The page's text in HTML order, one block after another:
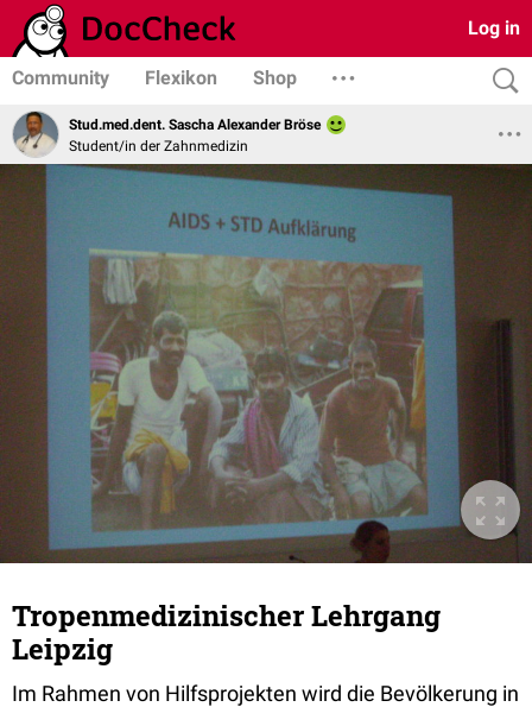
Log in
Community Flexikon Shop
Stud.med.dent. Sascha Alexander Bröse
Student/in der Zahnmedizin
Tropenmedizinischer Lehrgang
Leipzig
Im Rahmen von Hilfsprojekten wird die Bevölkerung in